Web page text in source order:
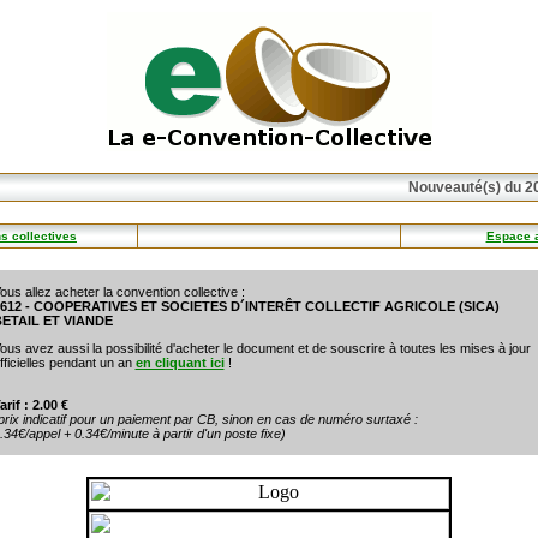
Nouveauté(s) du
collectives Espace
allez acheter la convention collective :
- COOPERATIVES ET SOCIETES D´INTERÊT COLLECTIF AGRICOLE (SICA)
ET VIANDE
avez aussi la possibilité d'acheter le document et de souscrire à toutes les mises à jour
pendant un an en cliquant ici!
: 2.00 €
indicatif pour un paiement par CB, sinon en cas de numéro surtaxé :
appel + 0.34€/minute à partir d'un poste fixe)